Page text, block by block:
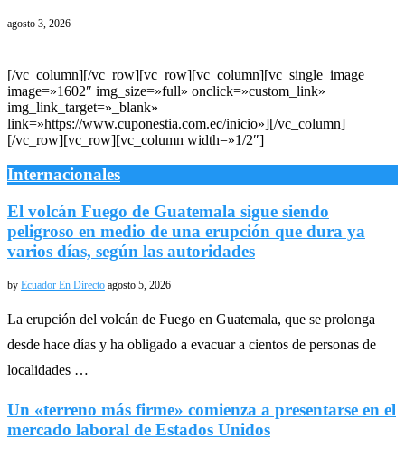
agosto 3, 2026
[/vc_column][/vc_row][vc_row][vc_column][vc_single_image
image=»1602″ img_size=»full» onclick=»custom_link»
img_link_target=»_blank»
link=»https://www.cuponestia.com.ec/inicio»][/vc_column]
[/vc_row][vc_row][vc_column width=»1/2″]
Internacionales
El volcán Fuego de Guatemala sigue siendo
peligroso en medio de una erupción que dura ya
varios días, según las autoridades
by Ecuador En Directo agosto 5, 2026
La erupción del volcán de Fuego en Guatemala, que se prolonga
desde hace días y ha obligado a evacuar a cientos de personas de
localidades …
Un «terreno más firme» comienza a presentarse en el
mercado laboral de Estados Unidos